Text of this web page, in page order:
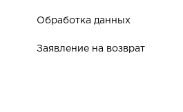
Обработка данных
Заявление на возврат